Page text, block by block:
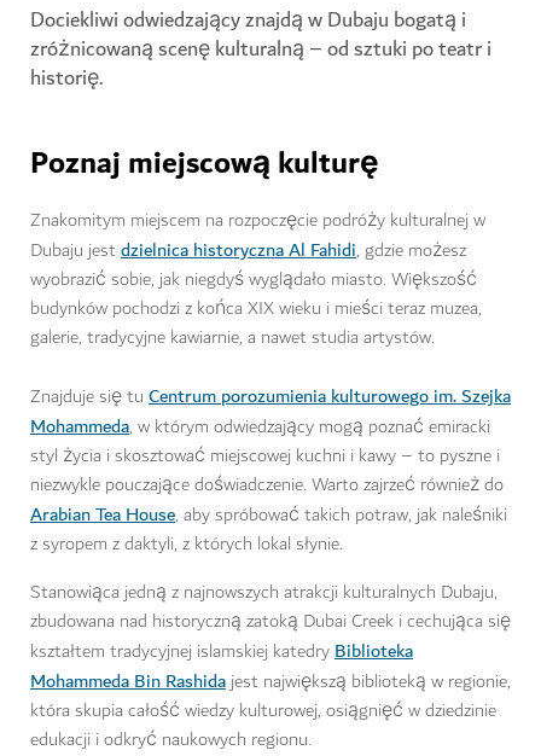
Dociekliwi odwiedzający znajdą w Dubaju bogatą i
zróżnicowaną scenę kulturalną – od sztuki po teatr i
historię.
Poznaj miejscową kulturę
Znakomitym miejscem na rozpoczęcie podróży kulturalnej w
Dubaju jestdzielnica historyczna Al Fahidi, gdzie możesz
wyobrazić sobie, jak niegdyś wyglądało miasto. Większość
budynków pochodzi z końca XIX wieku i mieści teraz muzea,
galerie, tradycyjne kawiarnie, a nawet studia artystów.
Znajduje się tu Centrum porozumienia kulturowego im. Szejka
Mohammeda, w którym odwiedzający mogą poznać emiracki
styl życia i skosztować miejscowej kuchni i kawy – to pyszne i
niezwykle pouczające doświadczenie. Warto zajrzeć również do
Arabian Tea House, aby spróbować takich potraw, jak naleśniki
z syropem z daktyli, z których lokal słynie.
Stanowiąca jedną z najnowszych atrakcji kulturalnych Dubaju,
zbudowana nad historyczną zatoką Dubai Creek i cechująca się
kształtem tradycyjnej islamskiej katedryBiblioteka
Mohammeda Bin Rashida jest największą biblioteką w regionie,
która skupia całość wiedzy kulturowej, osiągnięć w dziedzinie
edukacji i odkryć naukowych regionu.